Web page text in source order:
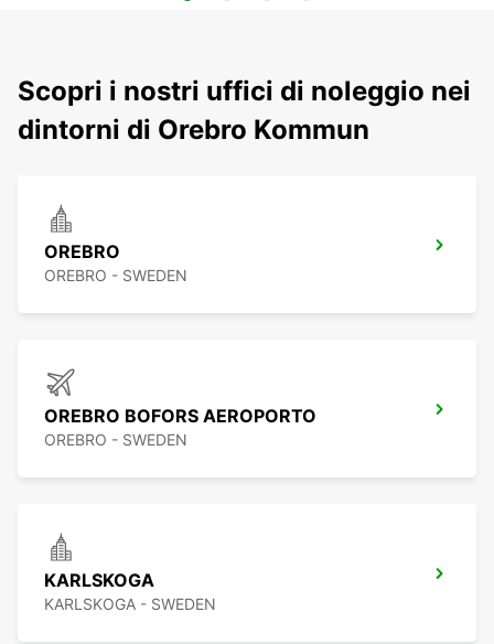
Scopri i nostri uffici di noleggio nei
dintorni di Orebro Kommun
OREBRO
OREBRO - SWEDEN
OREBRO BOFORS AEROPORTO
OREBRO - SWEDEN
KARLSKOGA
KARLSKOGA - SWEDEN